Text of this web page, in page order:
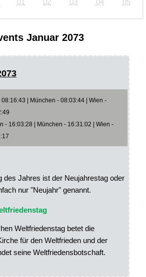
01 02 03 04 05
Januar 2073
| München - 08:03:44 | Wien -
- 16:03:28 | München - 16:31:02 | Wien -
des Jahres ist der Neujahrestag oder
nur "Neujahr" genannt.
Weltfriedenstag betet die
für den Weltfrieden und der
seine Weltfriedensbotschaft.